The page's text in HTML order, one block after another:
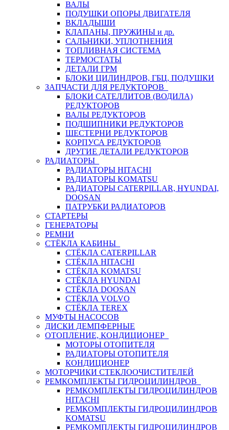
ВАЛЫ
ПОДУШКИ ОПОРЫ ДВИГАТЕЛЯ
ВКЛАДЫШИ
КЛАПАНЫ, ПРУЖИНЫ и др.
САЛЬНИКИ, УПЛОТНЕНИЯ
ТОПЛИВНАЯ СИСТЕМА
ТЕРМОСТАТЫ
ДЕТАЛИ ГРМ
БЛОКИ ЦИЛИНДРОВ, ГБЦ, ПОДУШКИ
ЗАПЧАСТИ ДЛЯ РЕДУКТОРОВ
БЛОКИ САТЕЛЛИТОВ (ВОДИЛА)
РЕДУКТОРОВ
ВАЛЫ РЕДУКТОРОВ
ПОДШИПНИКИ РЕДУКТОРОВ
ШЕСТЕРНИ РЕДУКТОРОВ
КОРПУСА РЕДУКТОРОВ
ДРУГИЕ ДЕТАЛИ РЕДУКТОРОВ
РАДИАТОРЫ
РАДИАТОРЫ HITACHI
РАДИАТОРЫ KOMATSU
РАДИАТОРЫ CATERPILLAR, HYUNDAI,
DOOSAN
ПАТРУБКИ РАДИАТОРОВ
СТАРТЕРЫ
ГЕНЕРАТОРЫ
РЕМНИ
СТЁКЛА КАБИНЫ
СТЁКЛА CATERPILLAR
СТЁКЛА HITACHI
СТЁКЛА KOMATSU
СТЁКЛА HYUNDAI
СТЁКЛА DOOSAN
СТЁКЛА VOLVO
СТЁКЛА TEREX
МУФТЫ НАСОСОВ
ДИСКИ ДЕМПФЕРНЫЕ
ОТОПЛЕНИЕ, КОНДИЦИОНЕР
МОТОРЫ ОТОПИТЕЛЯ
РАДИАТОРЫ ОТОПИТЕЛЯ
КОНДИЦИОНЕР
МОТОРЧИКИ СТЕКЛООЧИСТИТЕЛЕЙ
РЕМКОМПЛЕКТЫ ГИДРОЦИЛИНДРОВ
РЕМКОМПЛЕКТЫ ГИДРОЦИЛИНДРОВ
HITACHI
РЕМКОМПЛЕКТЫ ГИДРОЦИЛИНДРОВ
KOMATSU
РЕМКОМПЛЕКТЫ ГИДРОЦИЛИНДРОВ